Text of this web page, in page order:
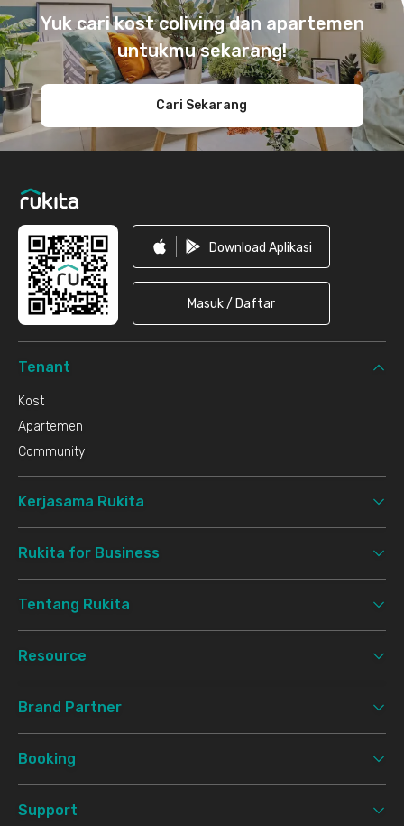
Yuk cari kost coliving dan apartemen
untukmu sekarang!
Cari Sekarang
Download Aplikasi
Masuk / Daftar
Tenant
Kost
Apartemen
Community
Kerjasama Rukita
Rukita for Business
Tentang Rukita
Resource
Brand Partner
Booking
Support